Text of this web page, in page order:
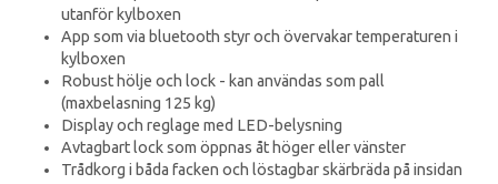
utanför kylboxen
App som via bluetooth styr och övervakar temperaturen i
kylboxen
Robust hölje och lock - kan användas som pall
(maxbelasning 125 kg)
Display och reglage med LED-belysning
Avtagbart lock som öppnas åt höger eller vänster
Trådkorg i båda facken och löstagbar skärbräda på insidan